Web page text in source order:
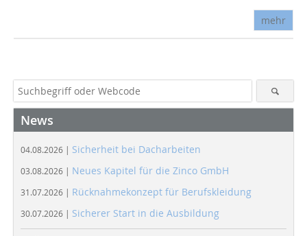
mehr
News
04.08.2026 | Sicherheit bei Dacharbeiten
03.08.2026 | Neues Kapitel für die Zinco GmbH
31.07.2026 | Rücknahmekonzept für Berufskleidung
30.07.2026 | Sicherer Start in die Ausbildung